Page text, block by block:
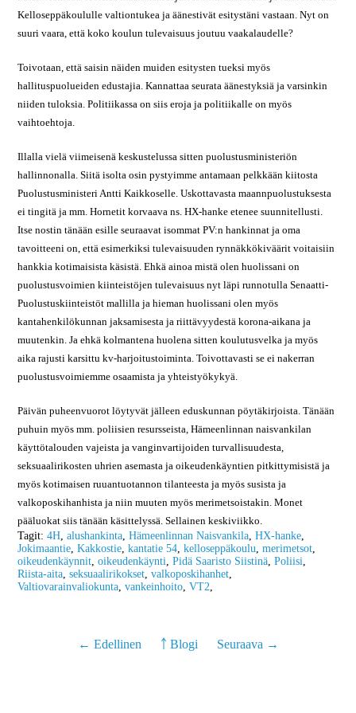
Kelloseppäkoululle valtiontukea ja äänestivät esitystäni vastaan. Nyt on
suuri vaara, että koko koulun tulevaisuus joutuu vaakalaudelle?
Toivotaan, että saisin näiden muiden esitysten tueksi myös
hallituspuolueiden edustajia. Kannattaa seurata äänestyksiä ja varsinkin
niiden tuloksia. Politiikassa on siis eroja ja politiikalle on myös
vaihtoehtoja.
Illalla vielä viimeisenä keskustelussa sitten puolustusministeriön
hallinnonalla. Siitä isolta osin pystyimme antamaan pelkkään kiitosta
Puolustusministeri Antti Kaikkoselle. Uskottavasta maannpuolustuksesta
ei tingitä ja mm. Hornetit korvaava ns. HX-hanke etenee suunnitellusti.
Itse nostin tänään esille seuraavat isommat PV:n hankinnat ja oma
tavoitteeni on, että esimerkiksi tulevaisuuden rynnäkkökiväärit voitaisiin
hankkia kotimaisista käsistä. Ehkä ainoa mistä olen huolissani on
puolustusvoimien kiinteistöjen tulevaisuus nyt läpi runnotulla Senaatti-
Puolustuskiinteistöt mallilla ja hieman huolissani olen myös
kantahenkilökunnan jaksamisesta ja riittävyydestä korona-aikana ja
muutenkin. Ja ehkä kolmantena huolena sitten koulutusvelka ja myös
aika rajusti karsittu kv-harjoitustoiminta. Toivottavasti se ei nakerran
puolustusvoimiemme osaamista ja yhteistyökykyä.
Päivän puheenvuorot löytyvät jälleen eduskunnan pöytäkirjoista. Tänään
puhuin myös mm. poliisien resursseista, Hämeenlinnan naisvankilan
käyttötalouden vajeista ja vanginvartijoiden turvallisuudesta,
seksuaalirikosten uhrien asemasta ja oikeudenkäyntien pitkittymisistä ja
myös kotimaisen ruuantuotannon tilanteesta ja myös susista ja
valkoposkihanhista ja niin muuten myös merimetsoistakin. Monet
pääluokat siis tänään käsittelyssä. Sellainen keskiviikko.
Tagit:4H,alushankinta,Hämeenlinnan Naisvankila,HX-hanke,
Jokimaantie,Kakkostie,kantatie 54,kelloseppäkoulu,merimetsot,
oikeudenkäynnit,oikeudenkäynti,Pidä Saaristo Siistinä,Poliisi,
Riista-aita,seksuaalirikokset,valkoposkihanhet,
Valtiovarainvaliokunta,vankeinhoito,VT2,
← Edellinen ￪ Blogi Seuraava →